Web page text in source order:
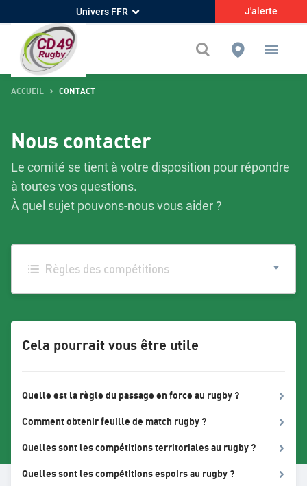
Univers FFR J'alerte
ACCUEIL CONTACT
Nous contacter
Le comité se tient à votre disposition pour répondre
à toutes vos questions.
À quel sujet pouvons-nous vous aider ?
Règles des compétitions
Cela pourrait vous être utile
Quelle est la règle du passage en force au rugby ?
Comment obtenir feuille de match rugby ?
Quelles sont les compétitions territoriales au rugby ?
Quelles sont les compétitions espoirs au rugby ?